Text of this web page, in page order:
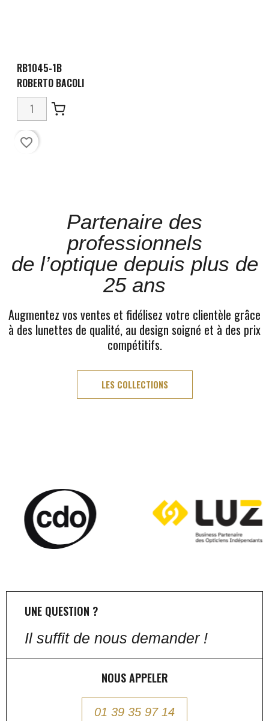
RB1045-1B
ROBERTO BACOLI
favorite_border
Partenaire des
professionnels
de l’optique depuis plus de
25 ans
Augmentez vos ventes et fidélisez votre clientèle grâce
à des lunettes de qualité, au design soigné et à des prix
compétitifs.
LES COLLECTIONS
UNE QUESTION ?
Il suffit de nous demander !
NOUS APPELER
01 39 35 97 14